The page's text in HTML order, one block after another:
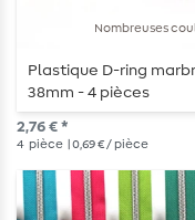
Nombreuses
Plastique D-ring
38mm - 4 pièces
2,76 € *
4 pièce | 0,69 € / pièce